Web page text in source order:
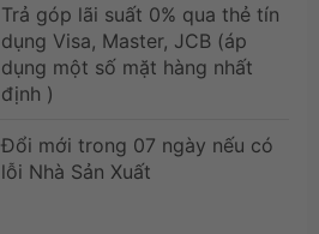
Trả góp lãi suất 0% qua thẻ tín
dụng Visa, Master, JCB (áp
dụng một số mặt hàng nhất
định )
Đổi mới trong 07 ngày nếu có
lỗi Nhà Sản Xuất